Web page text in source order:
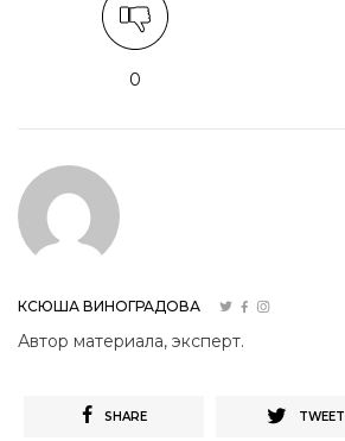
0
КСЮША ВИНОГРАДОВА
Автор материала, эксперт.
SHARE TWEET